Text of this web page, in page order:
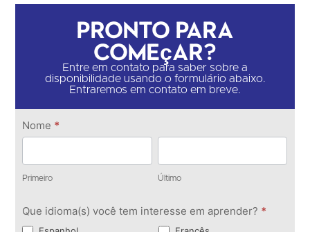
Pronto para
começar?
Entre em contato para saber sobre a
disponibilidade usando o formulário abaixo.
Entraremos em contato em breve.
Entre
em
contato
Nome *
Primeiro Último
Que idioma(s) você tem interesse em aprender? *